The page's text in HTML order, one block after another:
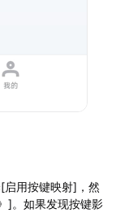
启用按键映射]，然
]。如果发现按键影